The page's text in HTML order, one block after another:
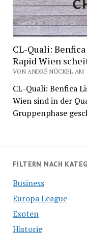
CL-Quali:
Rapid Wien
VON ANDRÉ NÜCKEL AM
CL-Quali: Benfica
Wien sind in der
Gruppenphase
FILTERN NACH
Business
Europa League
Exoten
Historie